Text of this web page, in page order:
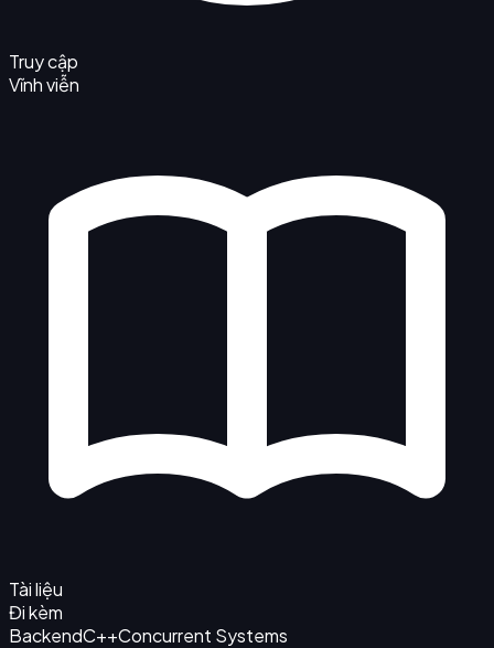
Truy cập
Vĩnh viễn
Tài liệu
Đi kèm
BackendC++Concurrent Systems